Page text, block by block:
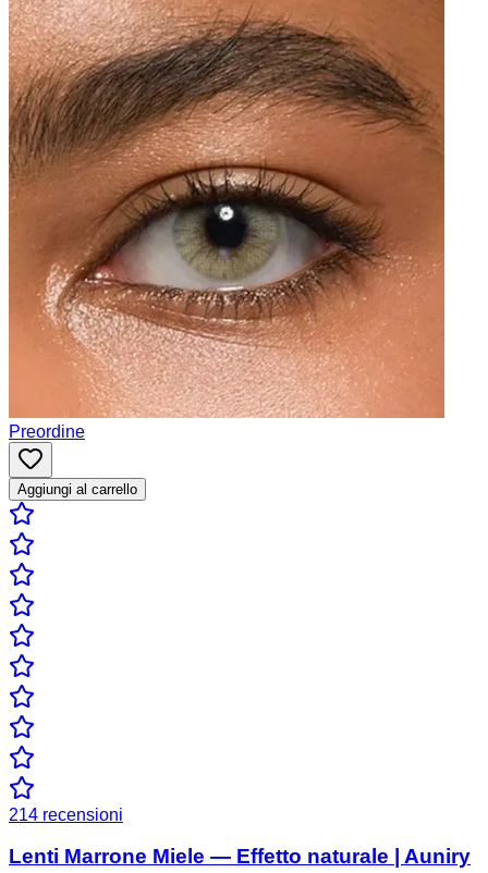
Preordine
Aggiungi al carrello
214 recensioni
Lenti Marrone Miele — Effetto naturale | Auniry